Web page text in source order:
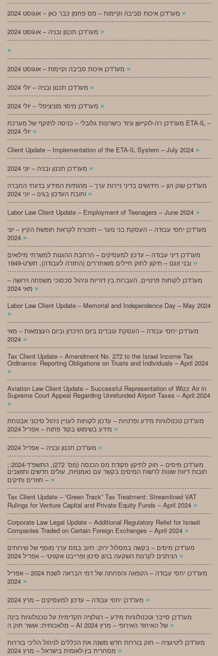
»
»
»
»
»
»
מעו”דכן רה-לוקיישן וניוד כישרונות גלובלי – כניסה לתוקף של מערכת ETA-IL –
»
Client Update – Implementation of the ETA-IL System – July 2024 »
»
מעו”דכן שוק הון – חידושים בדיני ניירות ערך – מהותיות המידע בדווחי החברה
»
Labor Law Client Update – Employment of Teenagers – June 2024 »
מעו”דכן יחסי עבודה – העסקת בני נוער – תזכורת לקראת חופשת הקיץ – יוני
»
מעו”דכן דיני עבודה – עדכון למעסיקים – הרחבת ההגנות למשרתי מילואים
»
מעו”דכן לקוחות פרטיים, העברות בין דוריות וניהול סכסוכי משפחה וירושה –
»
Labor Law Client Update – Memorial and Independence Day – May 2024
»
מעו”דכן יחסי עבודה – העסקת עובדים ביום הזיכרון וביום העצמאות – מאי
»
Tax Client Update – Amendment No. 272 to the Israel Income Tax
Ordinance: Reporting Obligations on Trusts and Individuals – April 2024
»
Aviation Law Client Update – Successful Representation of Wizz Air in
Supreme Court Appeal Regarding Unrefunded Airport Taxes – April 2024
»
מעו”דכן טכנולוגיות מידע ופרטיות – עדכון לקוחות לעניין ניהול סיכוני אבטחת
»
»
;מעו”דכן מיסים – חוק לתיקון פקודת מס הכנסה (מס’ 272), התשפ”ד-2024:
חובות דיווח שונות לרשות המיסים בקשר עם נאמנויות, עולים חדשים ותושבים
חוזרים ותיקים – »
Tax Client Update – “Green Track” Tax Treatment: Streamlined VAT
Rulings for Venture Capital and Private Equity Funds – April 2024 »
Corporate Law Legal Update – Additional Regulatory Relief for Israeli
Companies Traded on Certain Foreign Exchanges – April 2024 »
מעו”דכן מיסים – בקשה במסלול ירוק: חיוב במס ערך מוסף של שירותים
»
מעו”דכן יחסי עבודה – הקפאה והפחתה של דמי הבראה לשנת 2024 – אפריל
»
»
מעו”דכן סייבר וטכנולוגיות מידע – רגולציה תקדימית על טכנולוגיות בינה
»
מעו”דכן ליטיגציה – חוק בוררות חדש משנה את הכללים לניהול הליכי בוררות
»